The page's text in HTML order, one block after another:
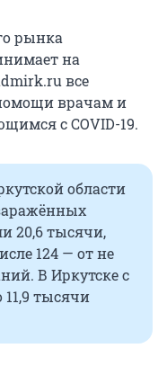
рынка
на
все
врачам и
с COVID-19.
области
20,6 тысячи,
124 — от не
В Иркутске с
тысячи